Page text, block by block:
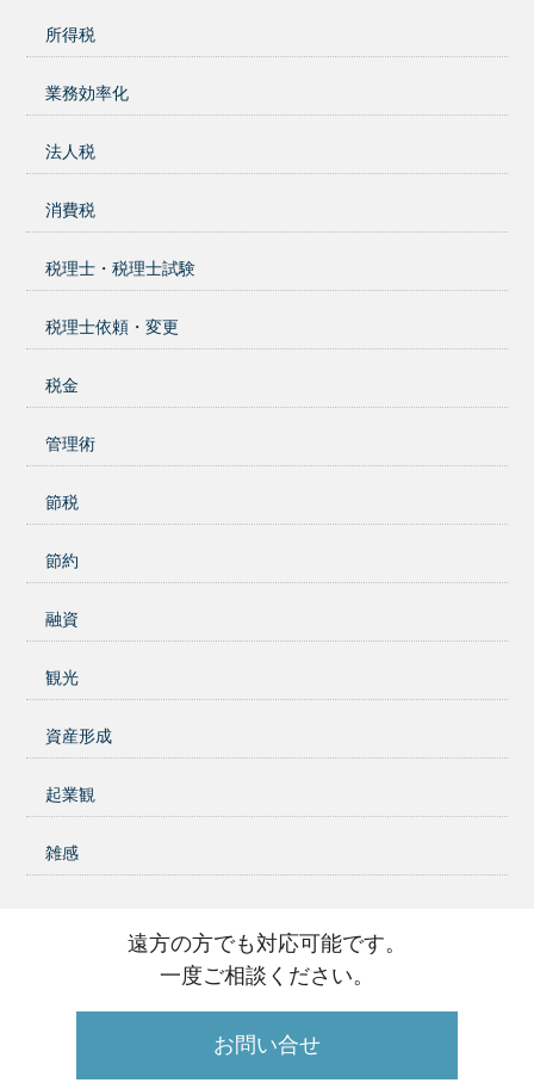
所得税
業務効率化
法人税
消費税
税理士・税理士試験
税理士依頼・変更
税金
管理術
節税
節約
融資
観光
資産形成
起業観
雑感
遠方の方でも対応可能です。
一度ご相談ください。
お問い合せ